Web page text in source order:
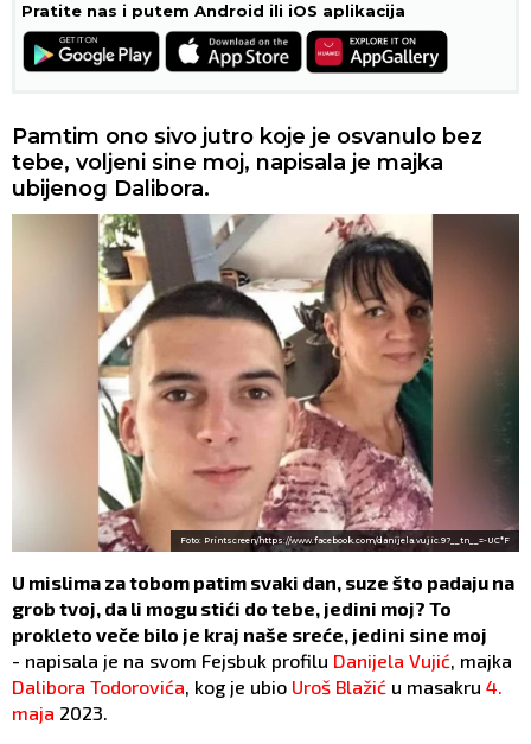
Pratite nas i putem Android ili iOS aplikacija
Pamtim ono sivo jutro koje je osvanulo bez
tebe, voljeni sine moj, napisala je majka
ubijenog Dalibora.
Foto: Printscreen/https://www.facebook.com/danijela.vujic.9?__tn__=-UC*F
U mislima za tobom patim svaki dan, suze što padaju na
grob tvoj, da li mogu stići do tebe, jedini moj? To
prokleto veče bilo je kraj naše sreće, jedini sine moj
- napisala je na svom Fejsbuk profilu Danijela Vujić, majka
Dalibora Todorovića, kog je ubio Uroš Blažić u masakru 4.
maja 2023.